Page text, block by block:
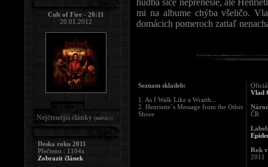
hudba síce neprenesie, ale
mi na albume chýba všeličo.
domácich pomeroch zatiaľ
Seznam skladeb:
1. As I Walk Like a Wraith...
2. Henriette`s Message from the Other
Shore
Vlad
ČR
Rok
2011
Cult of Fire - 20:11
20.01.2012
Nejčtenější články (měsíc):
Deska roku 2011
Přečteno : 1104x
Zobrazit článek